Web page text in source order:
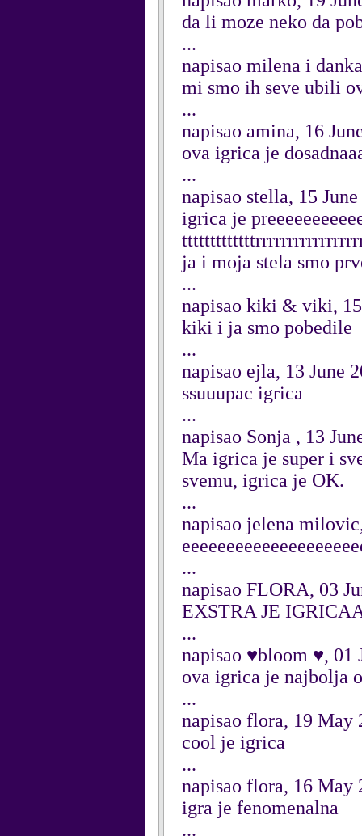
da li moze neko da
...
napisao milena i
mi smo ih seve ubili
...
napisao amina, 16
ova igrica je
...
napisao stella, 15
igrica je
ja i moja stela smo
...
napisao kiki & viki, 15
kiki i ja smo pobedile
...
napisao ejla, 13 June
ssuuupac igrica
...
napisao Sonja , 13
Ma igrica je super i
svemu, igrica je OK.
...
napisao jelena
...
napisao FLORA, 03
EXSTRA JE
...
napisao ♥bloom ♥, 01
ova igrica je najbolja
...
napisao flora, 19 May
cool je igrica
...
napisao flora, 16 May
igra je fenomenalna
...